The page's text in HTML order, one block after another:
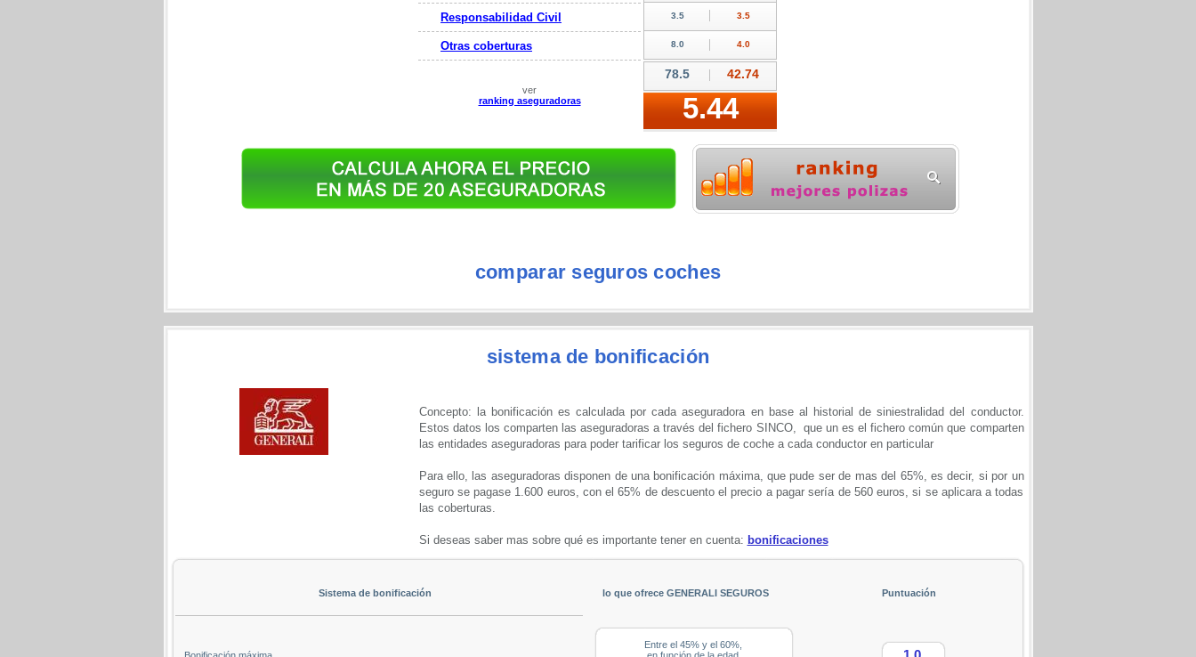
Responsabilidad Civil
Otras coberturas
ver
ranking aseguradoras
comparar seguros coches
sistema de bonificación
Concepto: la bonificación es calculada por cada aseguradora en base al historial de siniestralidad del conductor.
Estos datos los comparten las aseguradoras a través del fichero SINCO, que un es el fichero común que comparten
las entidades aseguradoras para poder tarificar los seguros de coche a cada conductor en particular
Para ello, las aseguradoras disponen de una bonificación máxima, que pude ser de mas del 65%, es decir, si por un
seguro se pagase 1.600 euros, con el 65% de descuento el precio a pagar sería de 560 euros, si se aplicara a todas
las coberturas.
Si deseas saber mas sobre qué es importante tener en cuenta: bonificaciones
Sistema de bonificación lo que ofrece GENERALI SEGUROS Puntuación
Entre el 45% y el 60%,